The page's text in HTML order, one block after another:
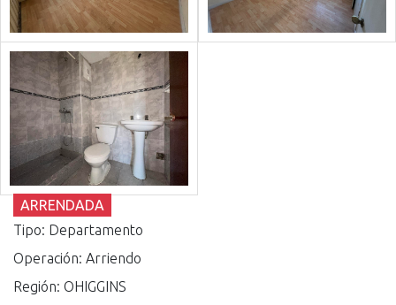
ARRENDADA
Tipo: Departamento
Operación: Arriendo
Región: OHIGGINS